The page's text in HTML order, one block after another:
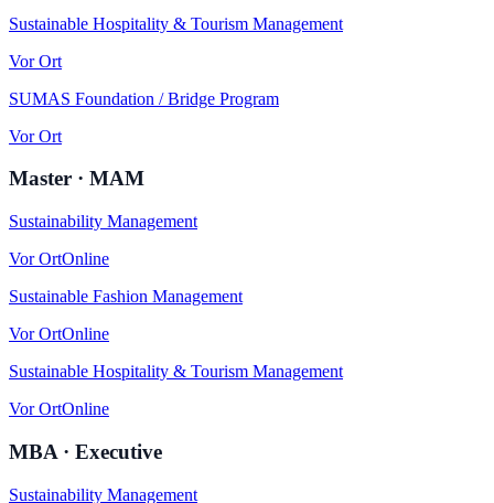
Sustainable Hospitality & Tourism Management
Vor Ort
SUMAS Foundation / Bridge Program
Vor Ort
Master · MAM
Sustainability Management
Vor OrtOnline
Sustainable Fashion Management
Vor OrtOnline
Sustainable Hospitality & Tourism Management
Vor OrtOnline
MBA · Executive
Sustainability Management